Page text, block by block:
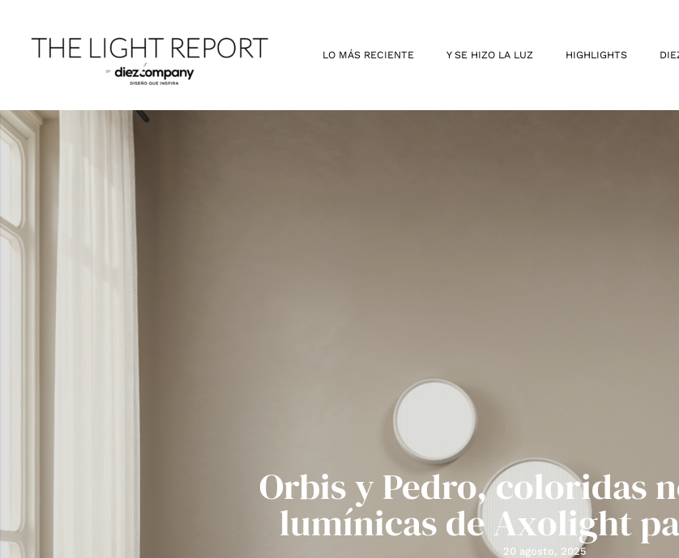
contenido
LO MÁS RECIENTE Y SE HIZO LA LUZ HIGHLIGHTS
Orbis y Pedro, coloridas
lumínicas de Axolight
20 agosto, 2025